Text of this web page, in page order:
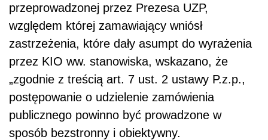
przeprowadzonej przez Prezesa UZP,
względem której zamawiający wniósł
zastrzeżenia, które dały asumpt do wyrażenia
przez KIO ww. stanowiska, wskazano, że
„zgodnie z treścią art. 7 ust. 2 ustawy P.z.p.,
postępowanie o udzielenie zamówienia
publicznego powinno być prowadzone w
sposób bezstronny i obiektywny.